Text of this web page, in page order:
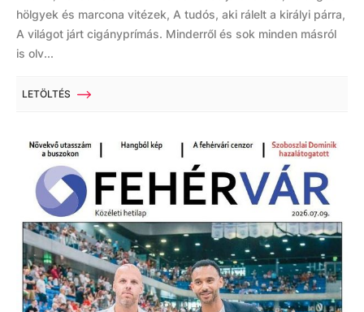
hölgyek és marcona vitézek, A tudós, aki rálelt a királyi párra,
A világot járt cigányprímás. Minderről és sok minden másról
is olv...
LETÖLTÉS